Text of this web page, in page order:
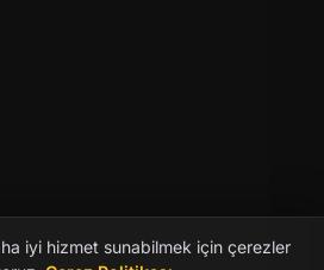
iyi hizmet sunabilmek için çerezler